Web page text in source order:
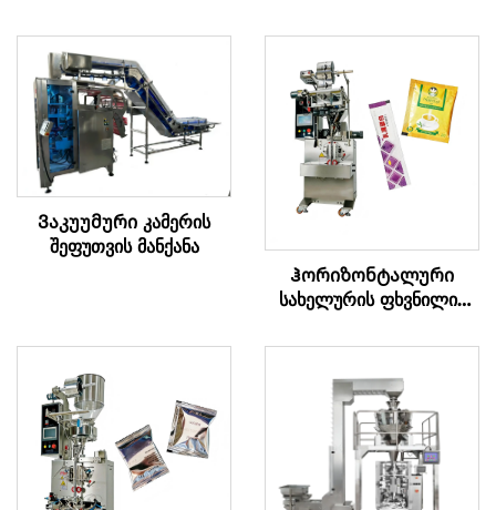
Ვაკუუმური კამერის
შეფუთვის მანქანა
Ჰორიზონტალური
სახელურის ფხვნილის